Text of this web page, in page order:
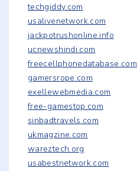
techgiddy.com
usalivenetwork.com
jackpotrushonline.info
ucnewshindi.com
freecellphonedatabase.com
gamersrope.com
exellewebmedia.com
free-gamestop.com
sinbadtravels.com
ukmagzine.com
wareztech.org
usabestnetwork.com